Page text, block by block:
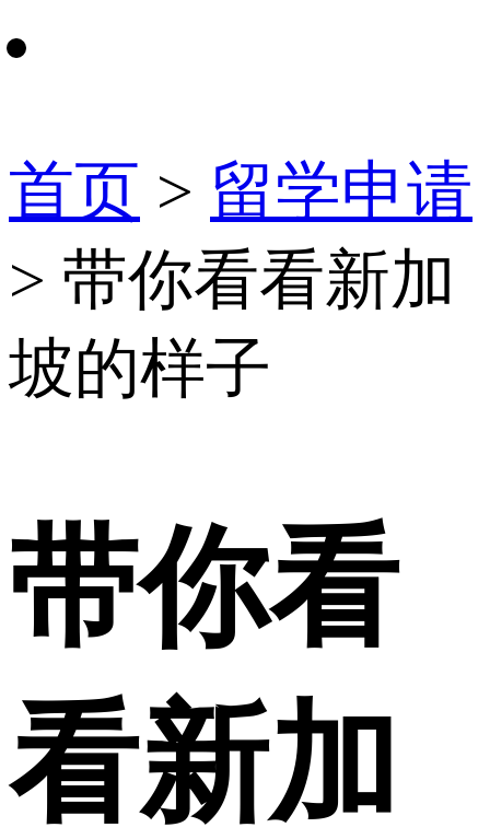
首页 > 留学申请
> 带你看看新加
坡的样子
带你看
看新加